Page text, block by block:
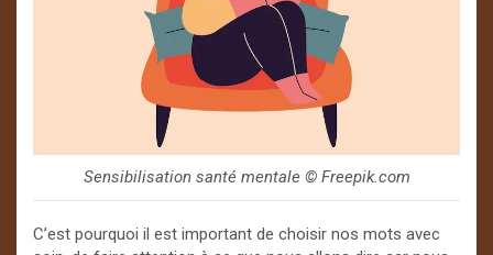
Sensibilisation santé mentale ©️ Freepik.com
C’est pourquoi il est important de choisir nos mots avec